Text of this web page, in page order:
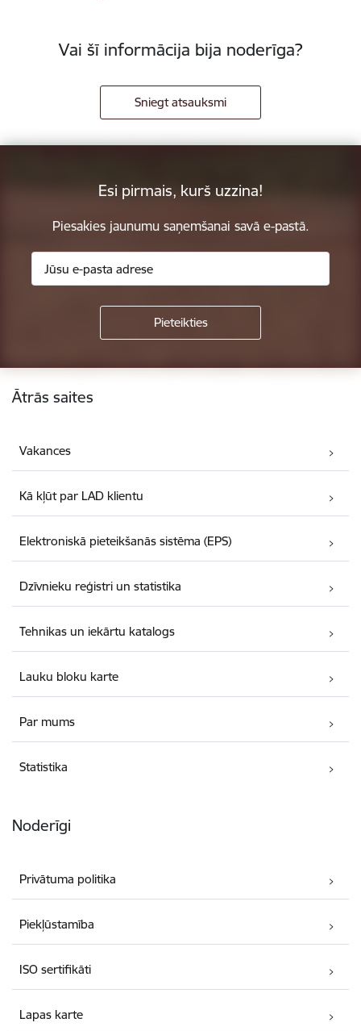
Vai šī informācija bija noderīga?
Sniegt atsauksmi
Esi pirmais, kurš uzzina!
Piesakies jaunumu saņemšanai savā e-pastā.
Kājene
Ātrās saites
Vakances
Kā kļūt par LAD klientu
Elektroniskā pieteikšanās sistēma (EPS)
Dzīvnieku reģistri un statistika
Tehnikas un iekārtu katalogs
Lauku bloku karte
Par mums
Statistika
Noderīgi
Privātuma politika
Piekļūstamība
ISO sertifikāti
Lapas karte